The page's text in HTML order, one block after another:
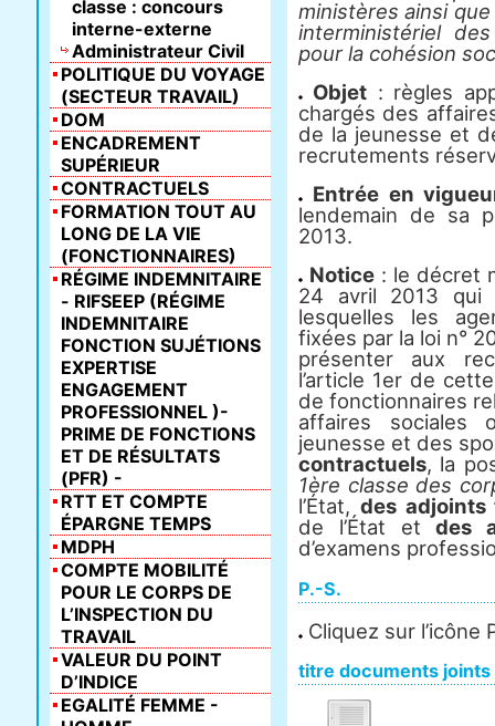
ministères ainsi
interministériel
pour la cohésion
Objet : règles
chargés des
de la jeunesse et
recrutements
Entrée en
lendemain de sa
2013.
Notice: le décret
24 avril 2013 qui
lesquelles les
fixées par la loi n°
présenter aux
l’article 1er de
de fonctionnaires
affaires
jeunesse et des
contractuels, la
1ère classe des
l’État, des adjoints
de l’État etdes
d’examens
P.-S.
Cliquez sur
titre documents joints
classe : concours
interne-externe
Administrateur Civil
POLITIQUE DU VOYAGE
(SECTEUR TRAVAIL)
DOM
ENCADREMENT
SUPÉRIEUR
CONTRACTUELS
FORMATION TOUT AU
LONG DE LA VIE
(FONCTIONNAIRES)
RÉGIME INDEMNITAIRE
- RIFSEEP (RÉGIME
INDEMNITAIRE
FONCTION SUJÉTIONS
EXPERTISE
ENGAGEMENT
PROFESSIONNEL )-
PRIME DE FONCTIONS
ET DE RÉSULTATS
(PFR) -
RTT ET COMPTE
ÉPARGNE TEMPS
MDPH
COMPTE MOBILITÉ
POUR LE CORPS DE
L’INSPECTION DU
TRAVAIL
VALEUR DU POINT
D’INDICE
EGALITÉ FEMME -